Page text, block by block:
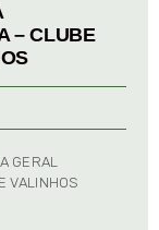
– CLUBE
GERAL
VALINHOS